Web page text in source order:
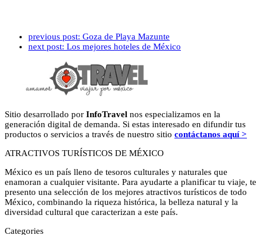
previous post: Goza de Playa Mazunte
next post: Los mejores hoteles de México
Sitio desarrollado por InfoTravel nos especializamos en la
generación digital de demanda. Si estas interesado en difundir tus
productos o servicios a través de nuestro sitio contáctanos aquí >
ATRACTIVOS TURÍSTICOS DE MÉXICO
México es un país lleno de tesoros culturales y naturales que
enamoran a cualquier visitante. Para ayudarte a planificar tu viaje, te
presento una selección de los mejores atractivos turísticos de todo
México, combinando la riqueza histórica, la belleza natural y la
diversidad cultural que caracterizan a este país.
Categories